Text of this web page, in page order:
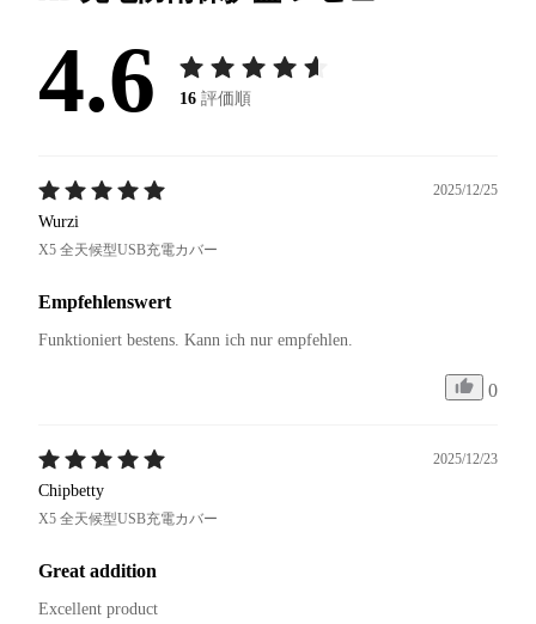
4.6 16 評価順
2025/12/25
Wurzi
X5 全天候型USB充電カバー
Empfehlenswert
Funktioniert bestens. Kann ich nur empfehlen.
0
2025/12/23
Chipbetty
X5 全天候型USB充電カバー
Great addition
Excellent product